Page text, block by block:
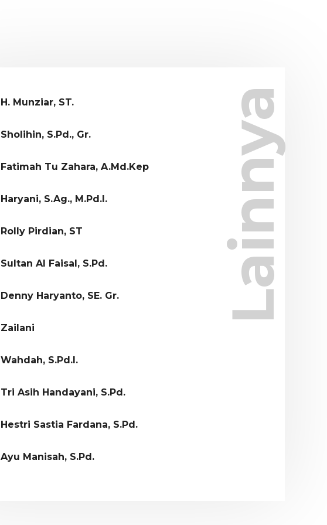
Lainnya
H. Munziar, ST.
Sholihin, S.Pd., Gr.
Fatimah Tu Zahara, A.Md.Kep
Haryani, S.Ag., M.Pd.I.
Rolly Pirdian, ST
Sultan Al Faisal, S.Pd.
Denny Haryanto, SE. Gr.
Zailani
Wahdah, S.Pd.I.
Tri Asih Handayani, S.Pd.
Hestri Sastia Fardana, S.Pd.
Ayu Manisah, S.Pd.